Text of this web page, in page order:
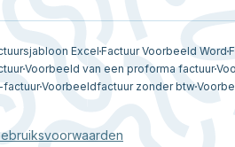
ExcelFactuur Voorbeeld Word
Voorbeeld van een proforma factuur
factuurVoorbeeldfactuur zonder btw